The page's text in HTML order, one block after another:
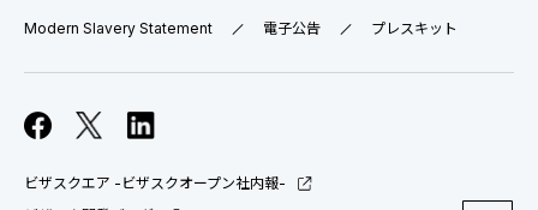
業績ハイライト
株式について
コーポレート・ガバナンス
よくある質問
中途採用：ビジネス職・コーポレート職
Modern Slavery Statement 電子公告 プレスキット
ビザスクエア -ビザスクオープン社内報-